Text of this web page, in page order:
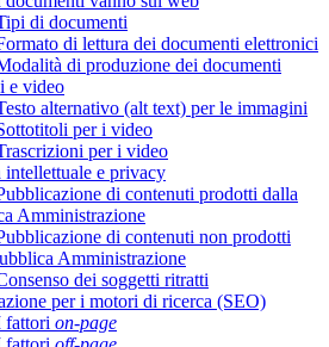
di documenti
di lettura dei documenti elettronici
di produzione dei documenti
e video
alternativo (alt text) per le immagini
per i video
per i video
intellettuale e privacy
di contenuti prodotti dalla
Amministrazione
di contenuti non prodotti
Amministrazione
dei soggetti ritratti
per i motori di ricerca (SEO)
fattori on-page